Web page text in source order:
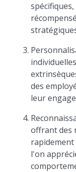
des
leur
offrant des
l'on